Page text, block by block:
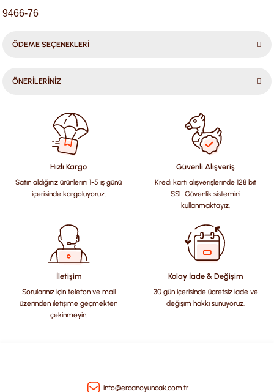
9466-76
ÖDEME SEÇENEKLERİ
ÖNERİLERİNİZ
konularda yetersiz gördüğünüz noktaları öneri formunu
kullanarak tarafımıza iletebilirsiniz.
Görüş ve önerileriniz için teşekkür ederiz.
Ürün resmi kalitesiz, bozuk veya görüntülenemiyor.
Ürün açıklamasında eksik bilgiler bulunuyor.
Ürün bilgilerinde hatalar bulunuyor.
Ürün fiyatı diğer sitelerden daha pahalı.
Bu ürüne benzer farklı alternatifler olmalı.
Hızlı Kargo
Satın aldığınız ürünlerini 1-5 iş günü
içerisinde kargoluyoruz.
Güvenli Alışveriş
Kredi kartı alışverişlerinde 128 bit
SSL Güvenlik sistemini
kullanmaktayız.
İletişim
Sorularınız için telefon ve mail
üzerinden iletişime geçmekten
çekinmeyin.
Kolay İade & Değişim
30 gün içerisinde ücretsiz iade ve
değişim hakkı sunuyoruz.
info@ercanoyuncak.com.tr